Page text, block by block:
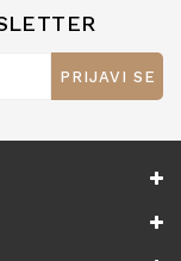
PRIJAVI SE